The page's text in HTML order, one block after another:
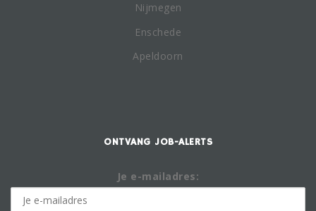
Nijmegen
Enschede
Apeldoorn
ONTVANG JOB-ALERTS
Je e-mailadres: